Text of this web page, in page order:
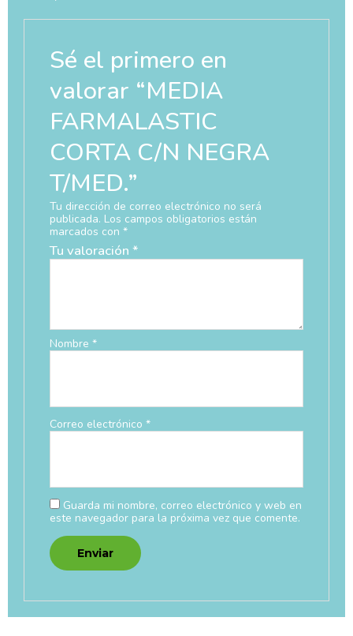
Sé el primero en
valorar “MEDIA
FARMALASTIC
CORTA C/N NEGRA
T/MED.”
Tu dirección de correo electrónico no será
publicada. Los campos obligatorios están
marcados con *
Tu valoración *
Nombre *
Correo electrónico *
Guarda mi nombre, correo electrónico y web en
este navegador para la próxima vez que comente.